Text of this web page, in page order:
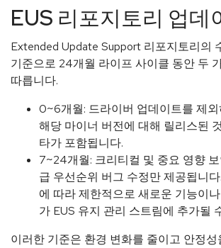
EUS 리포지토리 업데
Extended Update Support 리포지토리의
기준으로 24개월 라이프 사이클 동안 두
따릅니다.
0~6개월: 드라이버 업데이트를 제
해당 마이너 버전에 대해 릴리스된
타가 포함됩니다.
7~24개월: 크리티컬 및 중요 영향
급 우선순위 버그 수정만 제공됩니
에 따라 제한적으로 새로운 기능이
가 EUS 유지 관리 스트림에 추가될
이러한 기준은 환경 변화를 줄이고 안정